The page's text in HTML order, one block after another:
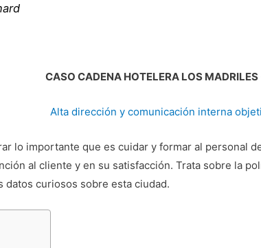
CASO CADENA HOTELERA LOS MADRILES
lo importante que es cuidar y formar al personal
al cliente y en su satisfacción. Trata sobre la
datos curiosos sobre esta ciudad.